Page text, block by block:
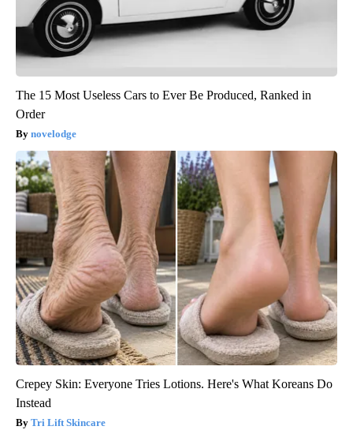
The 15 Most Useless Cars to Ever Be Produced, Ranked in
Order
novelodge
Crepey Skin: Everyone Tries Lotions. Here's What Koreans Do
Instead
Tri Lift Skincare